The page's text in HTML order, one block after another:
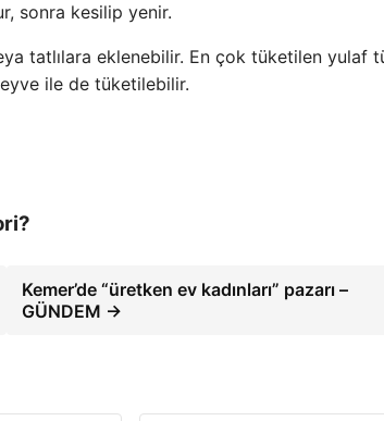
sonra kesilip yenir.
tatlılara eklenebilir. En çok tüketilen yulaf
ile de tüketilebilir.
Kemer’de “üretken ev kadınları” pazarı –
GÜNDEM →